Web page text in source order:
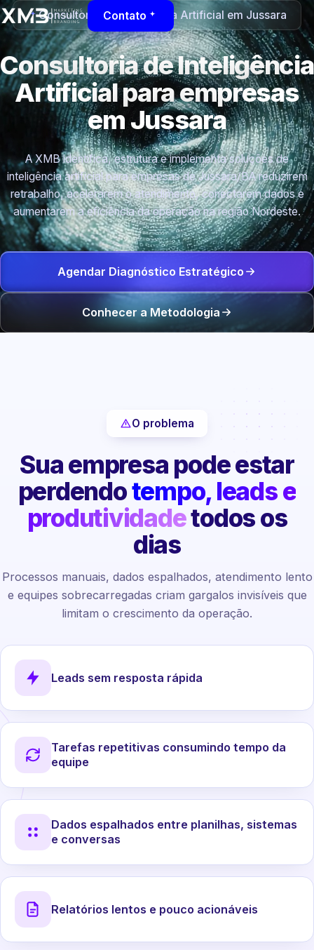
Contato
Consultoria de Inteligência Artificial em Jussara
Consultoria de Inteligência
Artificial para empresas
em Jussara
A XMB identifica, estrutura e implementa soluções de
inteligência artificial para empresas de Jussara/BA reduzirem
retrabalho, acelerarem o atendimento, conectarem dados e
aumentarem a eficiência da operação na região Nordeste.
Agendar Diagnóstico Estratégico
Conhecer a Metodologia
O problema
Sua empresa pode estar
perdendotempo, leads e
produtividadetodos os
dias
Processos manuais, dados espalhados, atendimento lento
e equipes sobrecarregadas criam gargalos invisíveis que
limitam o crescimento da operação.
Leads sem resposta rápida
Tarefas repetitivas consumindo tempo da
equipe
Dados espalhados entre planilhas, sistemas
e conversas
Relatórios lentos e pouco acionáveis